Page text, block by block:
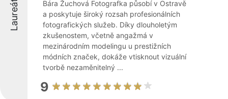
Laureáti
Bára Žuchová Fotografka působí v Ostravě
a poskytuje široký rozsah profesionálních
fotografických služeb. Díky dlouholetým
zkušenostem, včetně angažmá v
mezinárodním modelingu u prestižních
módních značek, dokáže vtisknout vizuální
tvorbě nezaměnitelný ...
9